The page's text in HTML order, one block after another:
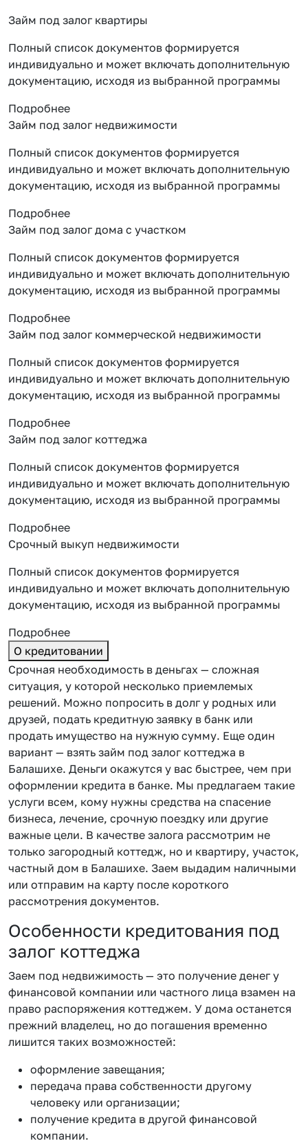
Займ под залог квартиры
Полный список документов формируется
индивидуально и может включать дополнительную
документацию, исходя из выбранной программы
Подробнее
Займ под залог недвижимости
Полный список документов формируется
индивидуально и может включать дополнительную
документацию, исходя из выбранной программы
Подробнее
Займ под залог дома с участком
Полный список документов формируется
индивидуально и может включать дополнительную
документацию, исходя из выбранной программы
Подробнее
Займ под залог коммерческой недвижимости
Полный список документов формируется
индивидуально и может включать дополнительную
документацию, исходя из выбранной программы
Подробнее
Займ под залог коттеджа
Полный список документов формируется
индивидуально и может включать дополнительную
документацию, исходя из выбранной программы
Подробнее
Срочный выкуп недвижимости
Полный список документов формируется
индивидуально и может включать дополнительную
документацию, исходя из выбранной программы
Подробнее
О кредитовании
Срочная необходимость в деньгах — сложная
ситуация, у которой несколько приемлемых
решений. Можно попросить в долг у родных или
друзей, подать кредитную заявку в банк или
продать имущество на нужную сумму. Еще один
вариант — взять займ под залог коттеджа в
Балашихе. Деньги окажутся у вас быстрее, чем при
оформлении кредита в банке. Мы предлагаем такие
услуги всем, кому нужны средства на спасение
бизнеса, лечение, срочную поездку или другие
важные цели. В качестве залога рассмотрим не
только загородный коттедж, но и квартиру, участок,
частный дом в Балашихе. Заем выдадим наличными
или отправим на карту после короткого
рассмотрения документов.
Особенности кредитования под
залог коттеджа
Заем под недвижимость — это получение денег у
финансовой компании или частного лица взамен на
право распоряжения коттеджем. У дома останется
прежний владелец, но до погашения временно
лишится таких возможностей:
оформление завещания;
передача права собственности другому
человеку или организации;
получение кредита в другой финансовой
компании.